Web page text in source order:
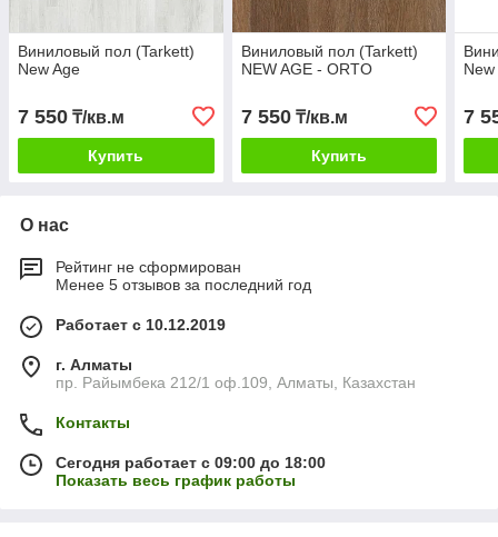
Виниловый пол (Tarkett)
New Age
7 550 ₸/кв.м
Купить
Виниловый пол (Tarkett)
NEW AGE - ORTO
7 550₸/кв.м
Купить
7
О нас
Рейтинг не сформирован
Менее 5 отзывов за последний год
Работает с 10.12.2019
г. Алматы
пр. Райымбека 212/1 оф.109, Алматы, Казахстан
Контакты
Сегодня работает с 09:00 до 18:00
Показать весь график работы